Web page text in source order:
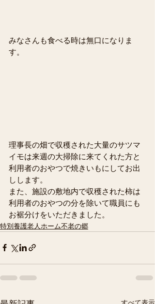
みなさんも食べる時は無口になりま
す。
理事長の畑で収穫された大量のサツマ
イモは来週の大掃除に来てくれた方と
利用者のおやつで焼きいもにしてお出
しします。
また、施設の敷地内で収穫された柿は
利用者のおやつの分を除いて職員にも
お裾分けをいただきました。
特別養護老人ホーム不老の郷
すべて表示